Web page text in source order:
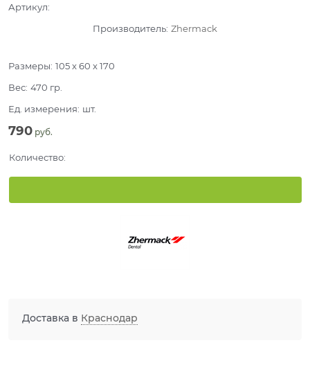
Артикул:
Производитель: Zhermack
Размеры: 105 x 60 x 170
Вес: 470 гр.
Ед. измерения: шт.
790 руб.
Количество:
Доставка в Краснодар